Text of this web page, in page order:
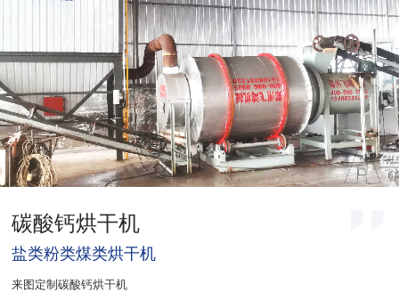
联系我们
碳酸钙烘干机
盐类粉类煤类烘干机
来图定制碳酸钙烘干机